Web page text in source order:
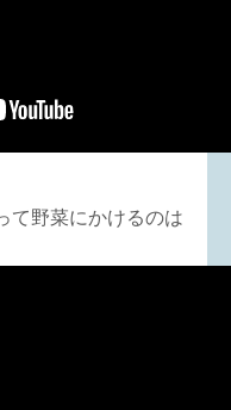
て野菜にかけるのは